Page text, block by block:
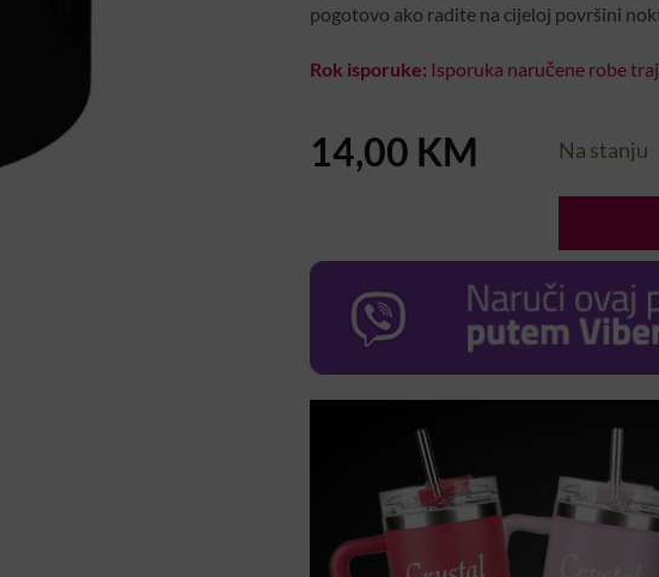
pogotovo ako radite na cijeloj površini
Rok isporuke: Isporuka naručene robe
14,00 KM Na stanju